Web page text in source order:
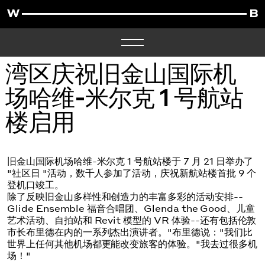
湾区庆祝旧金山国际机
场哈维-米尔克 1 号航站
楼启用
旧金山国际机场哈维-米尔克 1 号航站楼于 7 月 21 日举办了
"社区日 "活动，数千人参加了活动，庆祝新航站楼首批 9 个
登机口竣工。
除了反映旧金山多样性和创造力的丰富多彩的活动安排--
Glide Ensemble 福音合唱团、Glenda the Good、儿童
艺术活动、自拍站和 Revit 模型的 VR 体验--还有包括伦敦
市长布里德在内的一系列杰出演讲者。"布里德说："我们比
世界上任何其他机场都更能改变旅客的体验。"我去过很多机
场！"